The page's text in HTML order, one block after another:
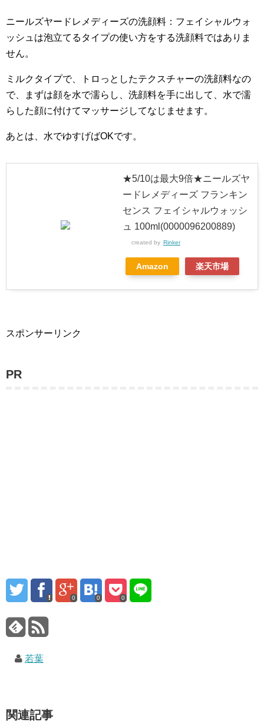
ニールズヤードレメディーズの洗顔料：フェイシャルウォ
ッシュは泡立てるタイプの使い方をする洗顔料ではありま
せん。
ミルクタイプで、トロっとしたテクスチャーの洗顔料なの
で、まずは顔を水で濡らし、洗顔料を手に出して、水で濡
らした顔に付けてマッサージしてなじませます。
あとは、水でゆすげばOKです。
★5/10は最大9倍★ニールズヤ
ードレメディーズ フランキン
センス フェイシャルウォッシ
ュ 100ml(0000096200889)
created by Rinker
Amazon 楽天市場
スポンサーリンク
PR
0 0 0
若葉
関連記事